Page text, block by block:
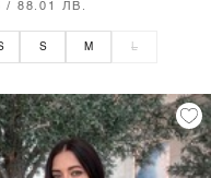
/ 88.01 ЛВ.
S M L